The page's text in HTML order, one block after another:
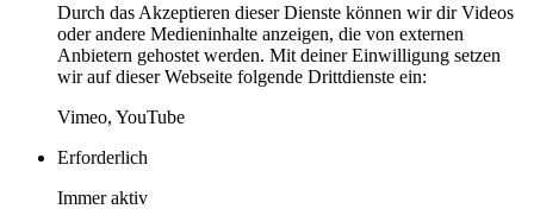
Durch das Akzeptieren dieser Dienste können wir dir Videos
oder andere Medieninhalte anzeigen, die von externen
Anbietern gehostet werden. Mit deiner Einwilligung setzen
wir auf dieser Webseite folgende Drittdienste ein:
Vimeo, YouTube
Erforderlich
Immer aktiv